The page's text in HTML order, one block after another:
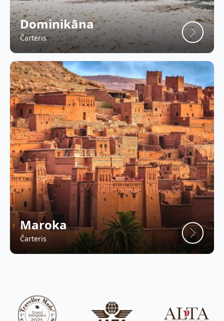
Dominikāna
Čarteris
Maroka
Čarteris